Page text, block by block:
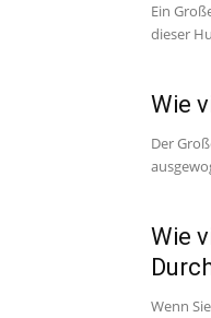
Ein
dieser
Wie
Der
Wie
Wenn